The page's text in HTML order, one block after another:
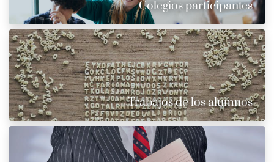
Colegios participantes
Trabajos de los alumnos